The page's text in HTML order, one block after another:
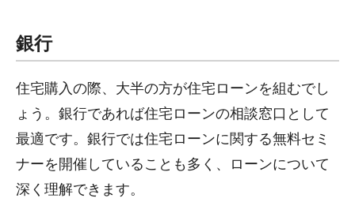
銀行
住宅購入の際、大半の方が住宅ローンを組むでし
ょう。銀行であれば住宅ローンの相談窓口として
最適です。銀行では住宅ローンに関する無料セミ
ナーを開催していることも多く、ローンについて
深く理解できます。